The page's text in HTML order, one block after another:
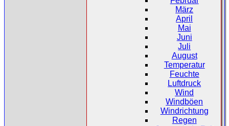
März
April
Mai
Juni
Juli
August
Temperatur
Feuchte
Luftdruck
Wind
Windböen
Windrichtung
Regen